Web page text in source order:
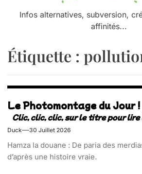
Infos alternatives, subversion,
affinités...
Étiquette :
Le Photomontage du Jour !
Duck 30 Juillet 2026
Hamza la douane : De paria des
d’après une histoire vraie.